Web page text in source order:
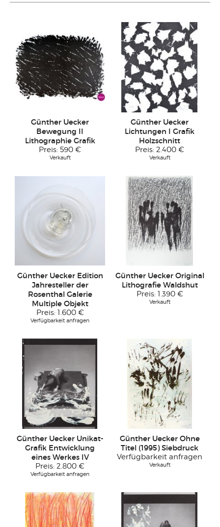
Günther Uecker
Bewegung II
Lithographie Grafik
Preis: 590 €
Verkauft
Günther Uecker
Lichtungen I Grafik
Holzschnitt
Preis: 2.400 €
Verkauft
Günther Uecker Edition
Jahresteller der
Rosenthal Galerie
Multiple Objekt
Preis: 1.600 €
Verfügbarkeit anfragen
Günther Uecker Original
Lithografie Waldshut
Preis: 1.390 €
Verkauft
Günther Uecker Unikat-
Grafik Entwicklung
eines Werkes IV
Preis: 2.800 €
Verfügbarkeit anfragen
Günther Uecker Ohne
Titel (1995) Siebdruck
Verfügbarkeit anfragen
Verkauft